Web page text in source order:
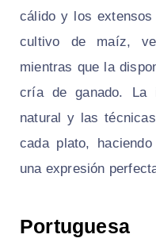
cálido y los
cultivo de maíz,
mientras que la
cría de ganado. La
natural y las
cada plato,
una expresión
Portuguesa